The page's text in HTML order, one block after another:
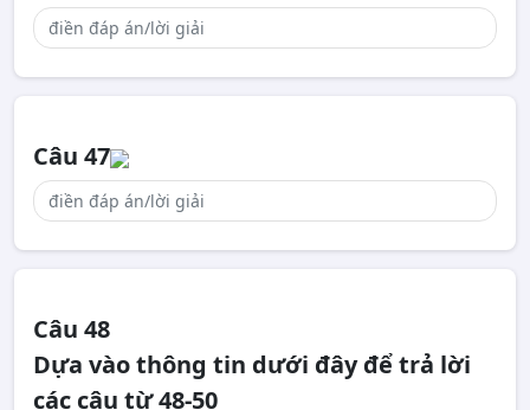
Câu 47
Câu 48
Dựa vào thông tin dưới đây để trả lời
các câu từ 48-50